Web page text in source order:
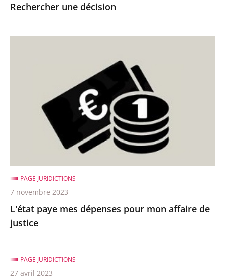
Rechercher une décision
L'état paye mes dépenses pour mon affaire de
justice
PAGE JURIDICTIONS
7 novembre 2023
PAGE JURIDICTIONS
27 avril 2023